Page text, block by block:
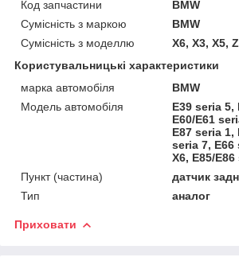
Код запчастини
BMW
Сумісність з маркою
BMW
Сумісність з моделлю
X6, X3, X5,
Користувальницькі характеристики
марка автомобіля
BMW
Модель автомобіля
E39 seria 5,
E60/E61
E87 seria 1,
seria 7, E66
X6, E85/
Пункт (частина)
датчик
Тип
аналог
Приховати